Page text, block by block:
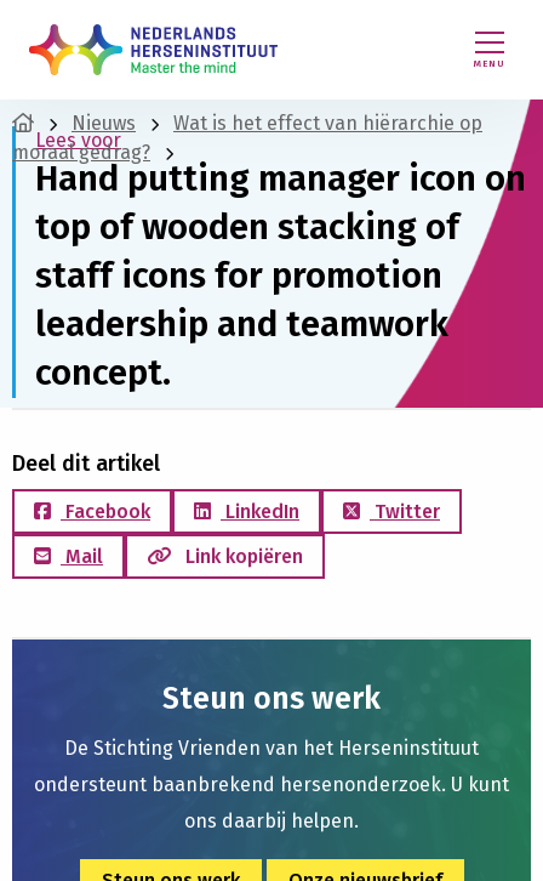
MENU
Nieuws
Wat is het effect van hiërarchie op
moraal gedrag?
Lees voor
Hand putting manager icon on
top of wooden stacking of
staff icons for promotion
leadership and teamwork
concept.
Deel dit artikel
Facebook LinkedIn
Twitter
Mail
Link kopiëren
Steun ons werk
De Stichting Vrienden van het Herseninstituut
ondersteunt baanbrekend hersenonderzoek. U kunt
ons daarbij helpen.